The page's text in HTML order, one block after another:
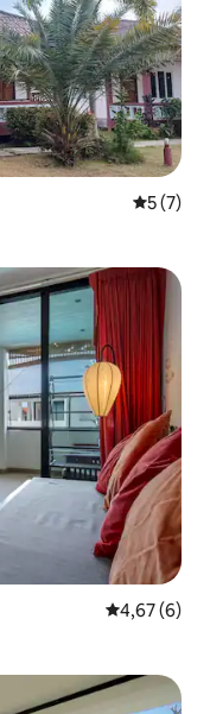
Средна
5 (7)
Средна
4,67 (6)